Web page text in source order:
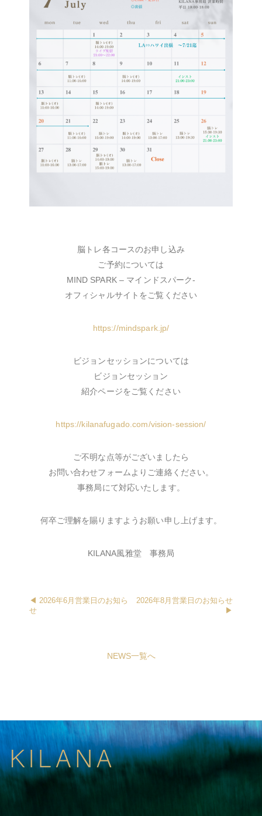
脳トレ各コースのお申し込み
ご予約については
MIND SPARK – マインドスパーク-
オフィシャルサイトをご覧ください
https://mindspark.jp/
ビジョンセッションについては
ビジョンセッション
紹介ページをご覧ください
https://kilanafugado.com/vision-session/
ご不明な点等がございましたら
お問い合わせフォームよりご連絡ください。
事務局にて対応いたします。
何卒ご理解を賜りますようお願い申し上げます。
KILANA風雅堂 事務局
◀︎ 2026年6月営業日のお知ら
せ
2026年8月営業日のお知らせ
▶︎
NEWS一覧へ